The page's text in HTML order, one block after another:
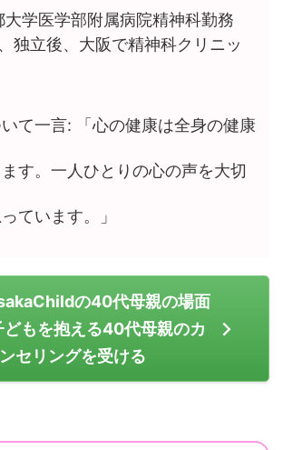
大学医学部附属病院精神科勤務
、独立後、大阪で精神科クリニッ
て一言: 「心の健康は全身の健康
す。一人ひとりの心の声を大切
ています。」
の40代母親の場面
どもを抱える40代母親のカ
セリングを受ける